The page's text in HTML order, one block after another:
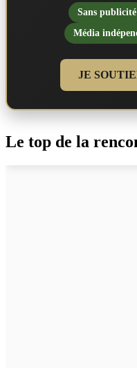
Sans publicité
Média
JE
Le top de la